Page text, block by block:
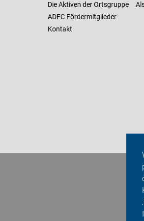
Die Aktiven der Ortsgruppe
ADFC Fördermitglieder
Kontakt